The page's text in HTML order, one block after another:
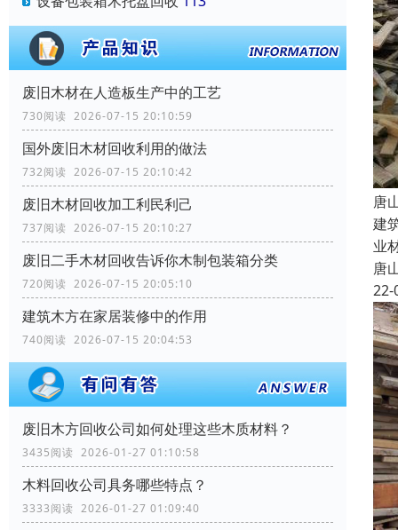
废旧木材在人造板生产中的工艺
730阅读 2026-07-15 20:10:59
国外废旧木材回收利用的做法
732阅读 2026-07-15 20:10:42
废旧木材回收加工利民利己
737阅读 2026-07-15 20:10:27
废旧二手木材回收告诉你木制包装箱分类
720阅读 2026-07-15 20:05:10
建筑木方在家居装修中的作用
740阅读 2026-07-15 20:04:53
废旧木方回收公司如何处理这些木质材料？
3435阅读 2026-01-27 01:10:58
木料回收公司具务哪些特点？
3333阅读 2026-01-27 01:09:40
唐
建
业
唐
22-